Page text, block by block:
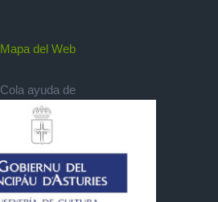
Mapa del Web
Cola ayuda de